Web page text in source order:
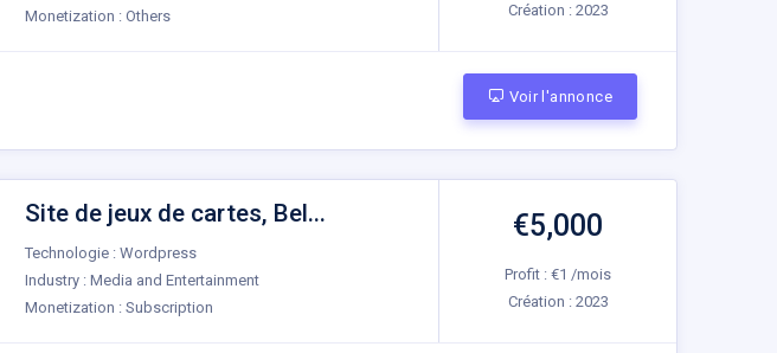
Monetization : Others
Création : 2023
Voir l'annonce
Site de jeux de cartes, Bel...
Technologie : Wordpress
Industry : Media and Entertainment
Monetization : Subscription
€5,000
Profit : €1 /mois
Création : 2023